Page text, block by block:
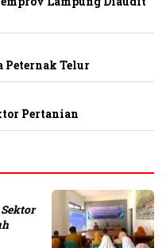
Peternak Telur
Pertanian